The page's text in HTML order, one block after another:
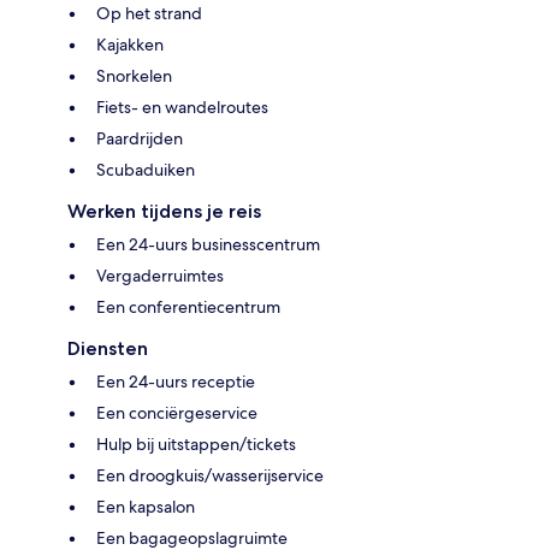
Op het strand
Kajakken
Snorkelen
Fiets- en wandelroutes
Paardrijden
Scubaduiken
Werken tijdens je reis
Een 24-uurs businesscentrum
Vergaderruimtes
Een conferentiecentrum
Diensten
Een 24-uurs receptie
Een conciërgeservice
Hulp bij uitstappen/tickets
Een droogkuis/wasserijservice
Een kapsalon
Een bagageopslagruimte